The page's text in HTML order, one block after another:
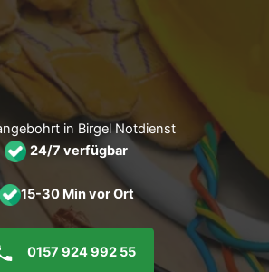
in Birgel Notdienst
24/7 verfügbar
15-30 Min vor Ort
0157 924 992 55